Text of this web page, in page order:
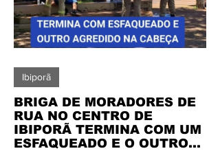
BRIGA DE MORADORES DE
RUA NO CENTRO DE
IBIPORÃ TERMINA COM UM
ESFAQUEADO E O OUTRO
Ibiporã